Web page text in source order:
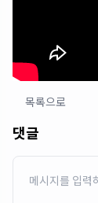
목록으로
댓글